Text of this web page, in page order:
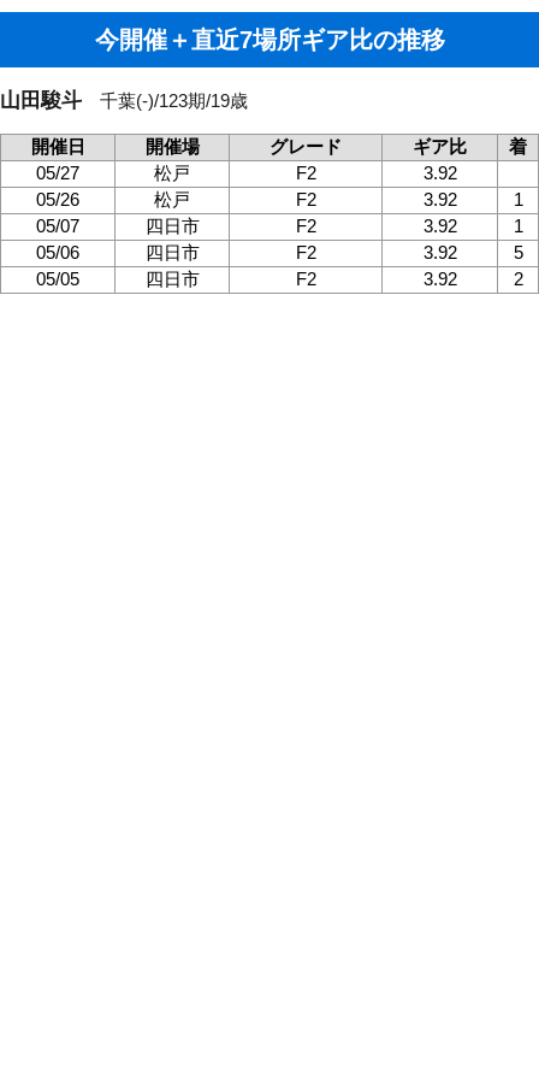
今開催＋直近7場所ギア比の推移
山田駿斗 千葉(-)/123期/19歳
開催日 開催場 グレード ギア比
着
05/27
松戸 F2
3.92
05/26
松戸 F2 3.92
1
05/07
四日市 F2 3.92
1
05/06
四日市 F2 3.92
5
05/05
四日市 F2 3.92 2